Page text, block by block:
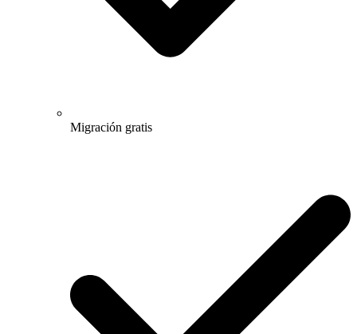
Migración gratis